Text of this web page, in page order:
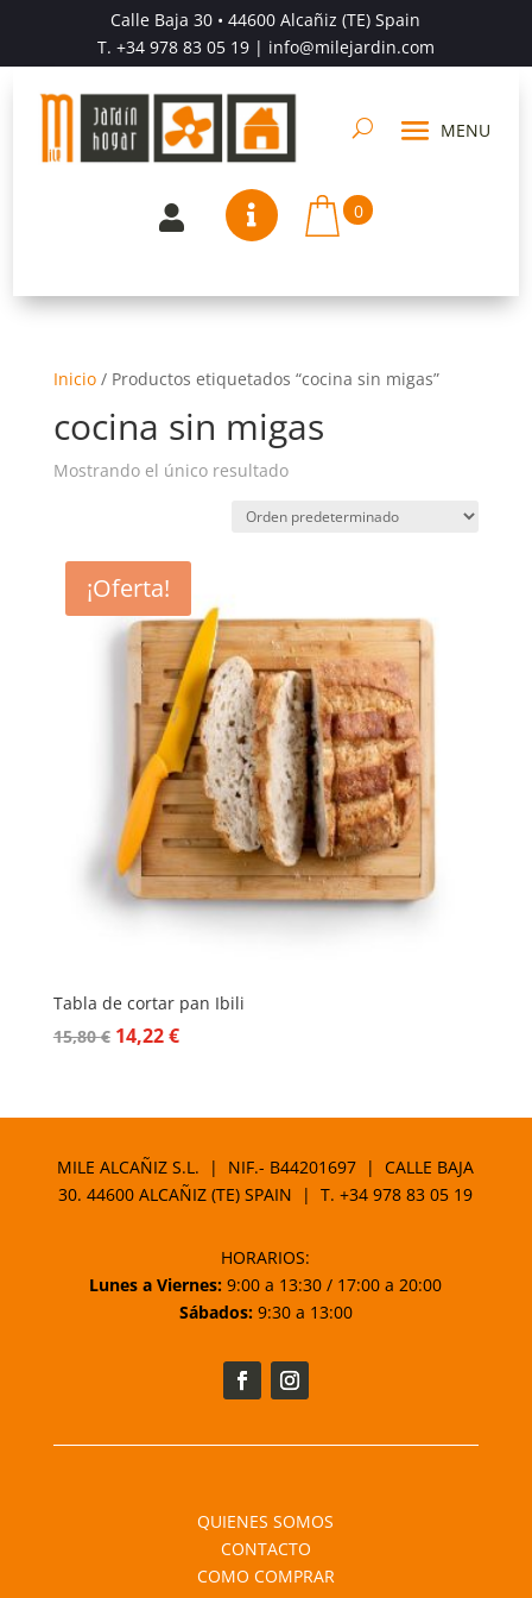
Calle Baja 30 • 44600 Alcañiz (TE) Spain
T. +34 978 83 05 19| info@milejardin.com
  0
Inicio/ Productos etiquetados “cocina sin migas”
cocina sin migas
Mostrando el único resultado
¡Oferta!
Tabla de cortar pan Ibili
15,80€ El
15,80 €.
14,22€El
14,22 €.
MILE ALCAÑIZ S.L. | NIF.- B44201697 | CALLE BAJA
30. 44600 ALCAÑIZ (TE) SPAIN | T.+34 978 83 05 19
HORARIOS:
Lunes a Viernes: 9:00 a 13:30 / 17:00 a 20:00
Sábados:9:30 a 13:00
QUIENES SOMOS
CONTACTO
COMO COMPRAR